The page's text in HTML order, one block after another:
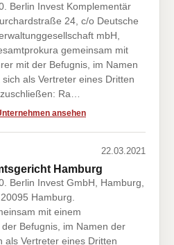
Berlin Invest Komplementär
24, c/o Deutsche
mbH,
gemeinsam mit
mit der Befugnis, im Namen
als Vertreter eines Dritten
Ra…
ansehen
22.03.2021
Hamburg
Berlin Invest GmbH, Hamburg,
Hamburg.
mit einem
Befugnis, im Namen der
als Vertreter eines Dritten